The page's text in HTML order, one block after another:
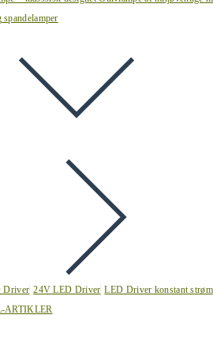
Driver 24V LED Driver LED Driver konstant strøm
ARTIKLER